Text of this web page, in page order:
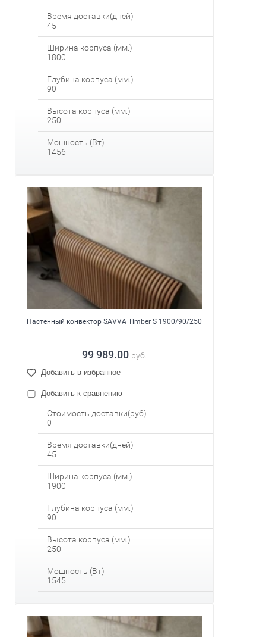
Время доставки(дней)
45
Ширина корпуса (мм.)
1800
Глубина корпуса (мм.)
90
Высота корпуса (мм.)
250
Мощность (Вт)
1456
Настенный конвектор SAVVA Timber S 1900/90/250
99 989.00 руб.
Добавить в избранное
Добавить к сравнению
Стоимость доставки(руб)
0
Время доставки(дней)
45
Ширина корпуса (мм.)
1900
Глубина корпуса (мм.)
90
Высота корпуса (мм.)
250
Мощность (Вт)
1545